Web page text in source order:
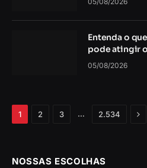
Entenda o
pode atingir
05/08/2026
1 2 3 … 2.534
NOSSAS ESCOLHAS